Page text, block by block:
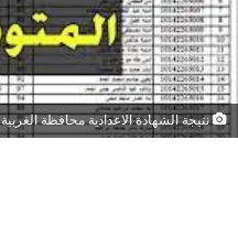
نتيجة الشهادة الاعدادية محافظة الغربية